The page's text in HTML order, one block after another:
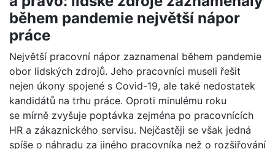
během pandemie největší nápor
práce
Největší pracovní nápor zaznamenal během pandemie
obor lidských zdrojů. Jeho pracovníci museli řešit
nejen úkony spojené s Covid-19, ale také nedostatek
kandidátů na trhu práce. Oproti minulému roku
se mírně zvyšuje poptávka zejména po pracovnících
HR a zákaznického servisu. Nejčastěji se však jedná
spíše o náhradu za jiného pracovníka než o rozšiřování